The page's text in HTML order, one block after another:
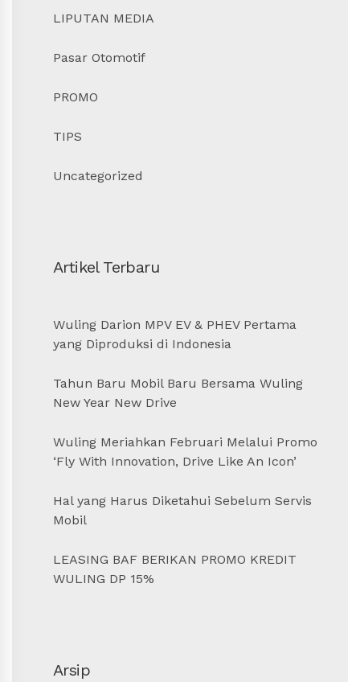
LIPUTAN MEDIA
Pasar Otomotif
PROMO
TIPS
Uncategorized
Artikel Terbaru
Wuling Darion MPV EV & PHEV Pertama
yang Diproduksi di Indonesia
Tahun Baru Mobil Baru Bersama Wuling
New Year New Drive
Wuling Meriahkan Februari Melalui Promo
‘Fly With Innovation, Drive Like An Icon’
Hal yang Harus Diketahui Sebelum Servis
Mobil
LEASING BAF BERIKAN PROMO KREDIT
WULING DP 15%
Arsip